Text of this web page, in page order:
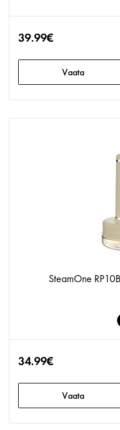
39.99€
Vaata
SteamOne
34.99€
Vaata